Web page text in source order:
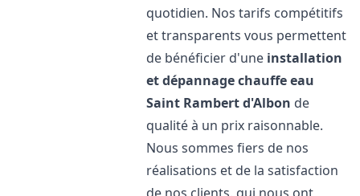
quotidien. Nos tarifs compétitifs
et transparents vous permettent
de bénéficier d'une installation
et dépannage chauffe eau
Saint Rambert d'Albon de
qualité à un prix raisonnable.
Nous sommes fiers de nos
réalisations et de la satisfaction